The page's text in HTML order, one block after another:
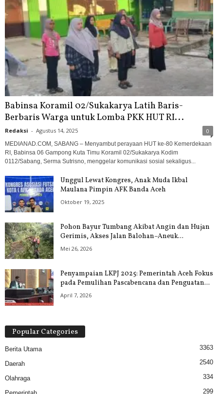
Babinsa Koramil 02/Sukakarya Latih Baris-
Berbaris Warga untuk Lomba PKK HUT RI...
Redaksi - Agustus 14, 2025 0
MEDIANAD.COM, SABANG – Menyambut perayaan HUT ke-80 Kemerdekaan
RI, Babinsa 06 Gampong Kuta Timu Koramil 02/Sukakarya Kodim
0112/Sabang, Serma Sutrisno, menggelar komunikasi sosial sekaligus...
Unggul Lewat Kongres, Anak Muda Ikbal
Maulana Pimpin AFK Banda Aceh
Oktober 19, 2025
Pohon Bayur Tumbang Akibat Angin dan Hujan
Gerimis, Akses Jalan Balohan–Aneuk...
Mei 26, 2026
Penyampaian LKPJ 2025: Pemerintah Aceh Fokus
pada Pemulihan Pascabencana dan Penguatan...
April 7, 2026
Popular Categories
Berita Utama 3363
Daerah 2540
Olahraga 334
299